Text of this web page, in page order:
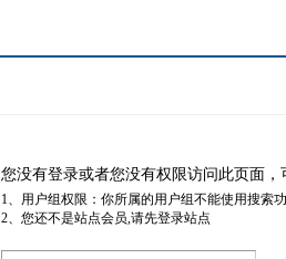
您没有登录或者您没有权限访问此页面
1、用户组权限：你所属的用户组不能使用搜索
2、您还不是站点会员,请先登录站点